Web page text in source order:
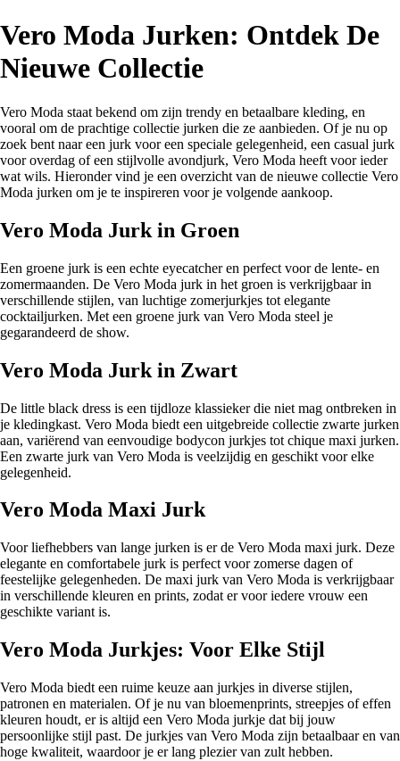
Vero Moda Jurken: Ontdek De
Nieuwe Collectie
Vero Moda staat bekend om zijn trendy en betaalbare kleding, en
vooral om de prachtige collectie jurken die ze aanbieden. Of je nu op
zoek bent naar een jurk voor een speciale gelegenheid, een casual jurk
voor overdag of een stijlvolle avondjurk, Vero Moda heeft voor ieder
wat wils. Hieronder vind je een overzicht van de nieuwe collectie Vero
Moda jurken om je te inspireren voor je volgende aankoop.
Vero Moda Jurk in Groen
Een groene jurk is een echte eyecatcher en perfect voor de lente- en
zomermaanden. De Vero Moda jurk in het groen is verkrijgbaar in
verschillende stijlen, van luchtige zomerjurkjes tot elegante
cocktailjurken. Met een groene jurk van Vero Moda steel je
gegarandeerd de show.
Vero Moda Jurk in Zwart
De little black dress is een tijdloze klassieker die niet mag ontbreken in
je kledingkast. Vero Moda biedt een uitgebreide collectie zwarte jurken
aan, variërend van eenvoudige bodycon jurkjes tot chique maxi jurken.
Een zwarte jurk van Vero Moda is veelzijdig en geschikt voor elke
gelegenheid.
Vero Moda Maxi Jurk
Voor liefhebbers van lange jurken is er de Vero Moda maxi jurk. Deze
elegante en comfortabele jurk is perfect voor zomerse dagen of
feestelijke gelegenheden. De maxi jurk van Vero Moda is verkrijgbaar
in verschillende kleuren en prints, zodat er voor iedere vrouw een
geschikte variant is.
Vero Moda Jurkjes: Voor Elke Stijl
Vero Moda biedt een ruime keuze aan jurkjes in diverse stijlen,
patronen en materialen. Of je nu van bloemenprints, streepjes of effen
kleuren houdt, er is altijd een Vero Moda jurkje dat bij jouw
persoonlijke stijl past. De jurkjes van Vero Moda zijn betaalbaar en van
hoge kwaliteit, waardoor je er lang plezier van zult hebben.